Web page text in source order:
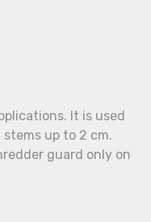
It is used
up to 2 cm.
guard only on